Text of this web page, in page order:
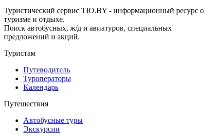
Туристический сервис TIO.BY - информационный ресурс о
туризме и отдыхе.
Поиск автобусных, ж/д и авиатуров, специальных
предложений и акций.
Туристам
Путеводитель
Туроператоры
Календарь
Путешествия
Автобусные туры
Экскурсии